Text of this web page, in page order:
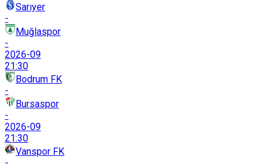
Sarıyer
-
Muğlaspor
-
2026-09
21:30
Bodrum FK
-
Bursaspor
-
2026-09
21:30
Vanspor FK